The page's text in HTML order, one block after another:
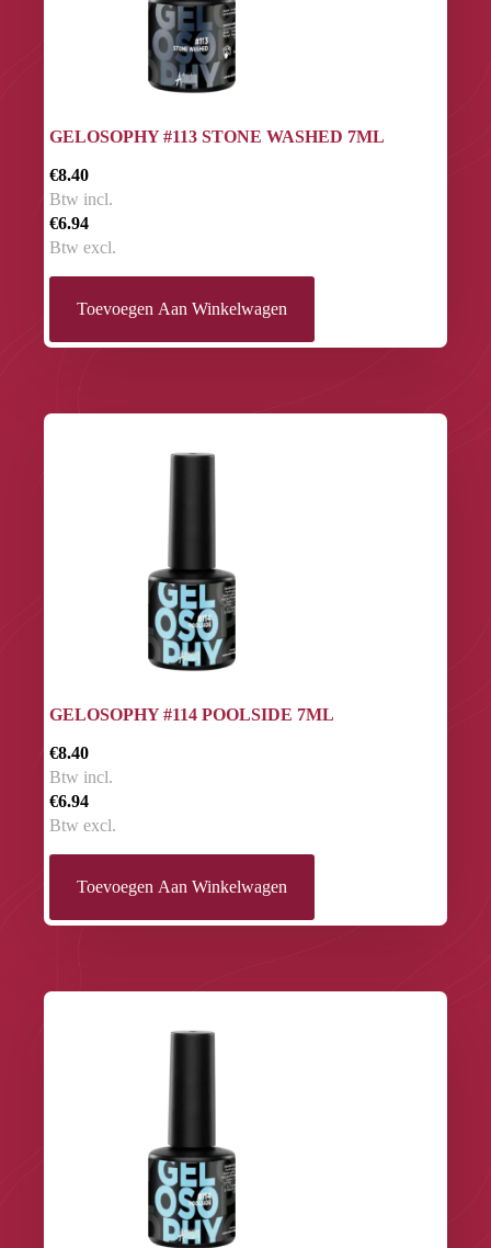
GELOSOPHY #113 STONE WASHED 7ML
€8.40
Btw incl.
€6.94
Btw excl.
Toevoegen Aan Winkelwagen
GELOSOPHY #114 POOLSIDE 7ML
€8.40
Btw incl.
€6.94
Btw excl.
Toevoegen Aan Winkelwagen